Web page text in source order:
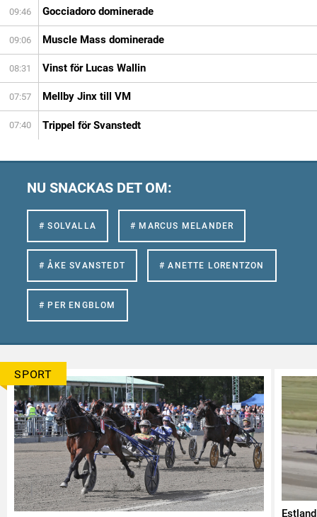
09:46 Gocciadoro dominerade
09:06 Muscle Mass dominerade
08:31 Vinst för Lucas Wallin
07:57 Mellby Jinx till VM
07:40 Trippel för Svanstedt
NU SNACKAS DET OM:
# SOLVALLA # MARCUS MELANDER
# ÅKE SVANSTEDT # ANETTE LORENTZON
# PER ENGBLOM
SPORT
Estland